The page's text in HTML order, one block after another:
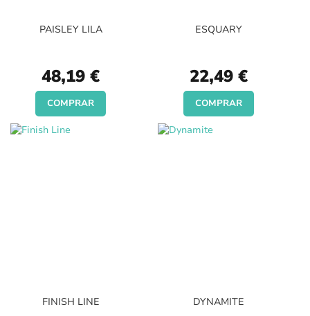
PAISLEY LILA
48,19 €
COMPRAR
ESQUARY
22,49 €
COMPRAR
FINISH LINE DYNAMITE